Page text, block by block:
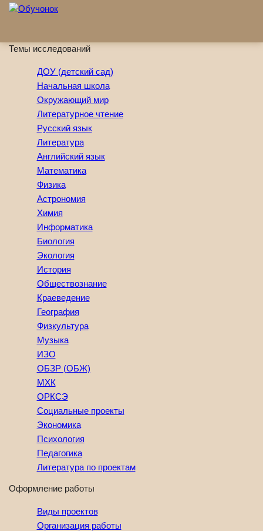
Перейти к основному содержанию
Темы исследований
ДОУ (детский сад)
Начальная школа
Окружающий мир
Литературное чтение
Русский язык
Литература
Английский язык
Математика
Физика
Астрономия
Химия
Информатика
Биология
Экология
История
Обществознание
Краеведение
География
Физкультура
Музыка
ИЗО
ОБЗР (ОБЖ)
МХК
ОРКСЭ
Социальные проекты
Экономика
Психология
Педагогика
Литература по проектам
Оформление работы
Виды проектов
Организация работы